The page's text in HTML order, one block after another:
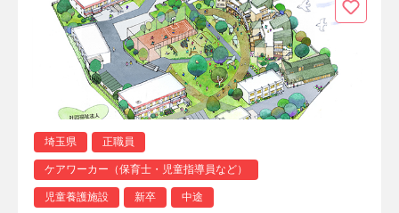
埼玉県 正職員
ケアワーカー（保育士・児童指導員など）
児童養護施設 新卒 中途